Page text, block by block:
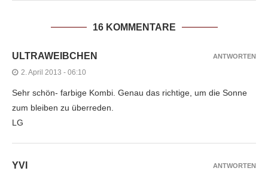
16 KOMMENTARE
ULTRAWEIBCHEN
2. April 2013 - 06:10
Sehr schön- farbige Kombi. Genau das richtige, um die Sonne
zum bleiben zu überreden.
LG
ANTWORTEN
YVI ANTWORTEN